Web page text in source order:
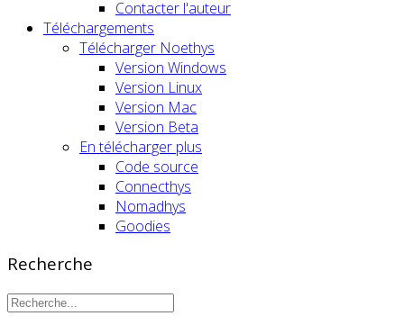
Contacter l'auteur
Téléchargements
Télécharger Noethys
Version Windows
Version Linux
Version Mac
Version Beta
En télécharger plus
Code source
Connecthys
Nomadhys
Goodies
Recherche